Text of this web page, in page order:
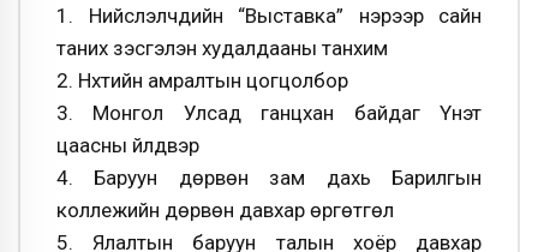
1. Нийслэлчүүдийн “Выставка” нэрээр сайн
таних үзэсгэлэн худалдааны танхим
2. Нүхтийн амралтын цогцолбор
3. Монгол Улсад ганцхан байдаг Үнэт
цаасны үйлдвэр
4. Баруун дөрвөн зам дахь Барилгын
коллежийн дөрвөн давхар өргөтгөл
5. Ялалтын баруун талын хоёр давхар